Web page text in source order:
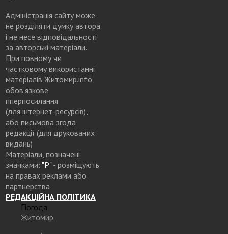
Адміністрація сайту може
не розділяти думку автора
і не несе відповідальності
за авторські матеріали.
При повному чи
частковому використанні
матеріалів Житомир.info
обов’язкове
гіперпосилання
(для інтернет-ресурсів),
або письмова згода
редакції (для друкованих
видань)
Матеріали, позначені
значками: "Р"- розміщують
на правах реклами або
партнерства
РЕДАКЦІЙНА ПОЛІТИКА
Погода
Житомир